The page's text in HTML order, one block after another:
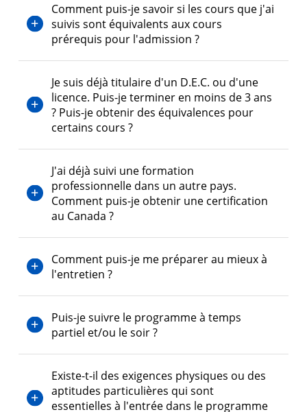
Comment puis-je savoir si les cours que j'ai
suivis sont équivalents aux cours
prérequis pour l'admission ?
Je suis déjà titulaire d'un D.E.C. ou d'une
licence. Puis-je terminer en moins de 3 ans
? Puis-je obtenir des équivalences pour
certains cours ?
J'ai déjà suivi une formation
professionnelle dans un autre pays.
Comment puis-je obtenir une certification
au Canada ?
Comment puis-je me préparer au mieux à
l'entretien ?
Puis-je suivre le programme à temps
partiel et/ou le soir ?
Existe-t-il des exigences physiques ou des
aptitudes particulières qui sont
essentielles à l'entrée dans le programme